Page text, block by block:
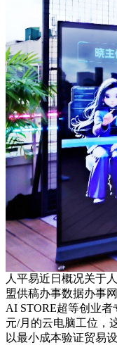
人平易近日概况关于
盟供稿办事数据办事
AI STORE超等创业
元/月的云电脑工位，
以最小成本验证贸易